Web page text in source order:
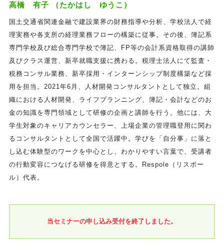
高橋 有子 （たかはし ゆうこ）
国土交通省関連金融で建設業界の財務指導や分析、学校法人で経
理実務や各支所の経理業務フローの構築に従事。その後、簿記系
専門学校及び総合専門学校で簿記、FP等の会計系資格取得の講師
及びクラス運営、新卒就職支援に携わる。税理士法人にて監査・
税務コンサル業務、新卒採用・インターンシップ制度構築など採
用を担当。2021年6月、人材開発コンサルタントとして独立。組
織における人材開発、ライフプランニング、簿記・会計などのお
金の知識を専門領域として研修の企画と講師を行う。他には、大
学生対象のキャリアカウンセラー、上場企業の管理職登用に関わ
るコンサルタントとして全国で活躍中。学びを「自分事」に落と
し込む体験型のワークを中心とし、わかりやすい言葉で、受講者
の行動変容につなげる研修を得意とする。Respole（リスポー
ル）代表。
当セミナーの申し込み受付を終了しました。